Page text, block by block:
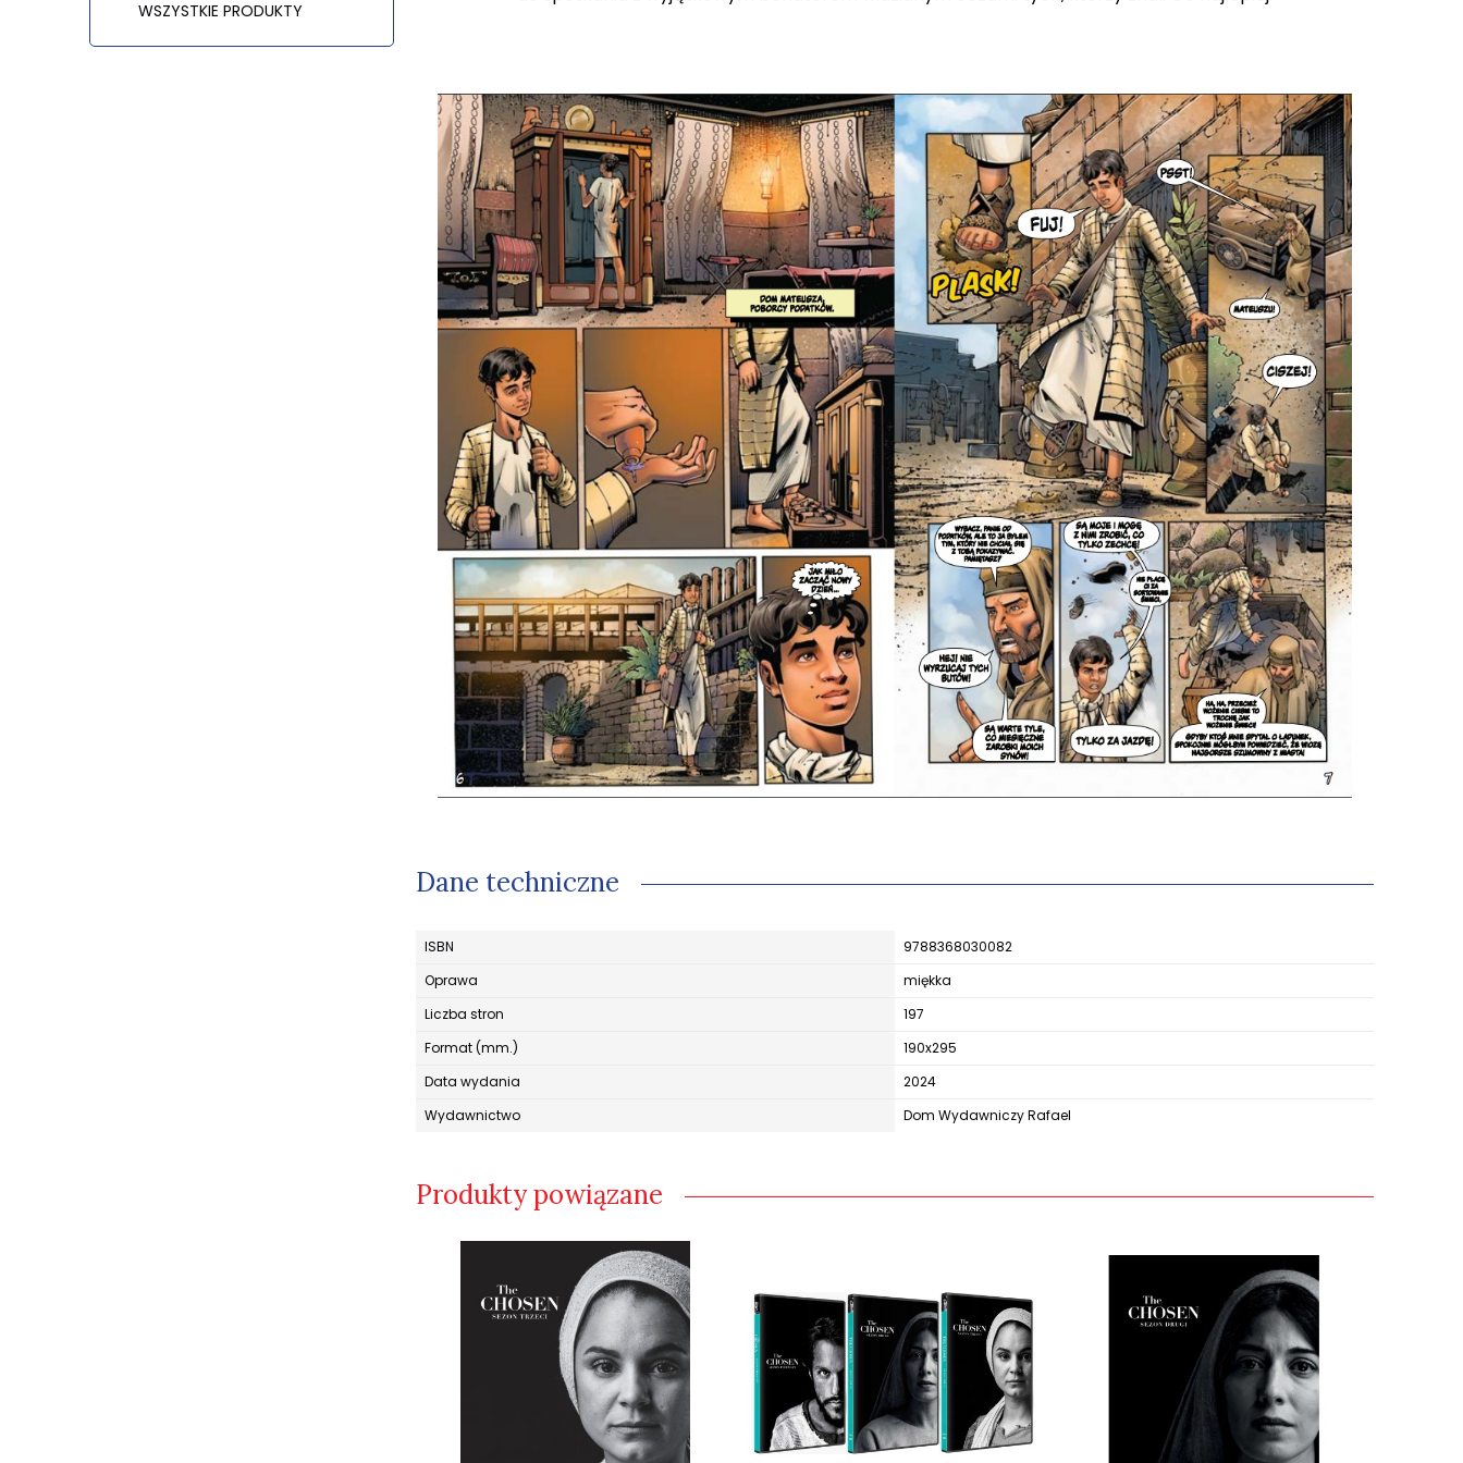
WSZYSTKIE PRODUKTY
Dane techniczne
ISBN
9788368030082
Oprawa
miękka
Liczba stron
197
Format (mm.)
190x295
Data wydania
2024
Wydawnictwo
Dom Wydawniczy Rafael
Produkty powiązane